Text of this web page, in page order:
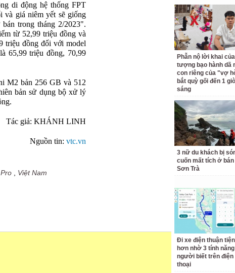
di động hệ thống FPT
và giá niêm yết sẽ giống
trong tháng 2/2023".
từ 52,99 triệu đồng và
triệu đồng đối với model
65,99 triệu đồng, 70,99
M2 bản 256 GB và 512
bản sử dụng bộ xử lý
Tác giả: KHÁNH LINH
Nguồn tin: vtc.vn
Việt Nam
Phẫn nộ lời khai
tượng bạo hành dã
con riêng của "vợ
bắt quỳ gối đến 1
sáng
3 nữ du khách bị
cuốn mất tích ở bán
Sơn Trà
Đi xe điện thuận tiện
hơn nhờ 3 tính
người biết trên điện
thoại